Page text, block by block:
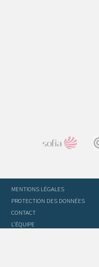
MENTIONS LÉGALES
PROTECTION DES DONNÉES
CONTACT
L’ÉQUIPE